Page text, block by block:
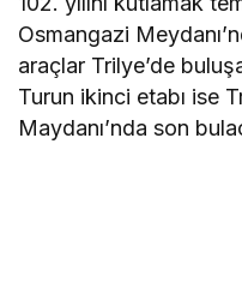
Osmangazi
araçlar Trilye’de
Turun ikinci etabı ise
Maydanı’nda son